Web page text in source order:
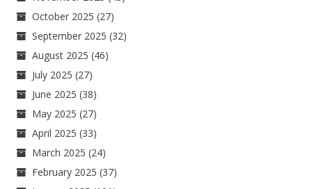
October 2025 (27)
September 2025 (32)
August 2025 (46)
July 2025 (27)
June 2025 (38)
May 2025 (27)
April 2025 (33)
March 2025 (24)
February 2025 (37)